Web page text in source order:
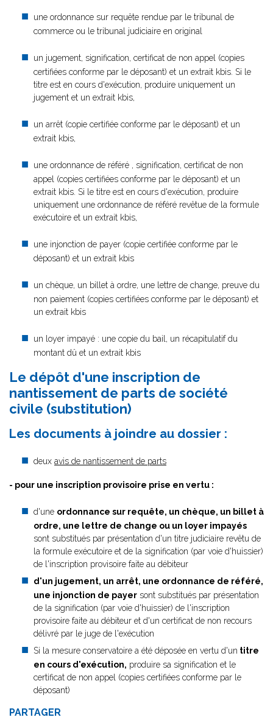
une ordonnance sur requête rendue par le tribunal de
commerce ou le tribunal judiciaire en original
un jugement, signification, certificat de non appel (copies
certifiées conforme par le déposant) et un extrait kbis. Si le
titre est en cours d'exécution, produire uniquement un
jugement et un extrait kbis,
un arrêt (copie certifiée conforme par le déposant) et un
extrait kbis,
une ordonnance de référé , signification, certificat de non
appel (copies certifiées conforme par le déposant) et un
extrait kbis. Si le titre est en cours d'exécution, produire
uniquement une ordonnance de référé revêtue de la formule
exécutoire et un extrait kbis,
une injonction de payer (copie certifiée conforme par le
déposant) et un extrait kbis
un chèque, un billet à ordre, une lettre de change, preuve du
non paiement (copies certifiées conforme par le déposant) et
un extrait kbis
un loyer impayé : une copie du bail, un récapitulatif du
montant dû et un extrait kbis
Le dépôt d'une inscription de
nantissement de parts de société
civile (substitution)
Les documents à joindre au dossier :
deux avis de nantissement de parts
- pour une inscription provisoire prise en vertu :
d'une ordonnance sur requête, un chèque, un billet à
ordre, une lettre de change ou un loyer impayés
sont substitués par présentation d'un titre judiciaire revêtu de
la formule exécutoire et de la signification (par voie d'huissier)
de l'inscription provisoire faite au débiteur
d'un jugement, un arrêt, une ordonnance de référé,
une injonction de payer sont substitués par présentation
de la signification (par voie d'huissier) de l'inscription
provisoire faite au débiteur et d'un certificat de non recours
délivré par le juge de l'exécution
Si la mesure conservatoire a été déposée en vertu d'un titre
en cours d'exécution, produire sa signification et le
certificat de non appel (copies certifiées conforme par le
déposant)
PARTAGER